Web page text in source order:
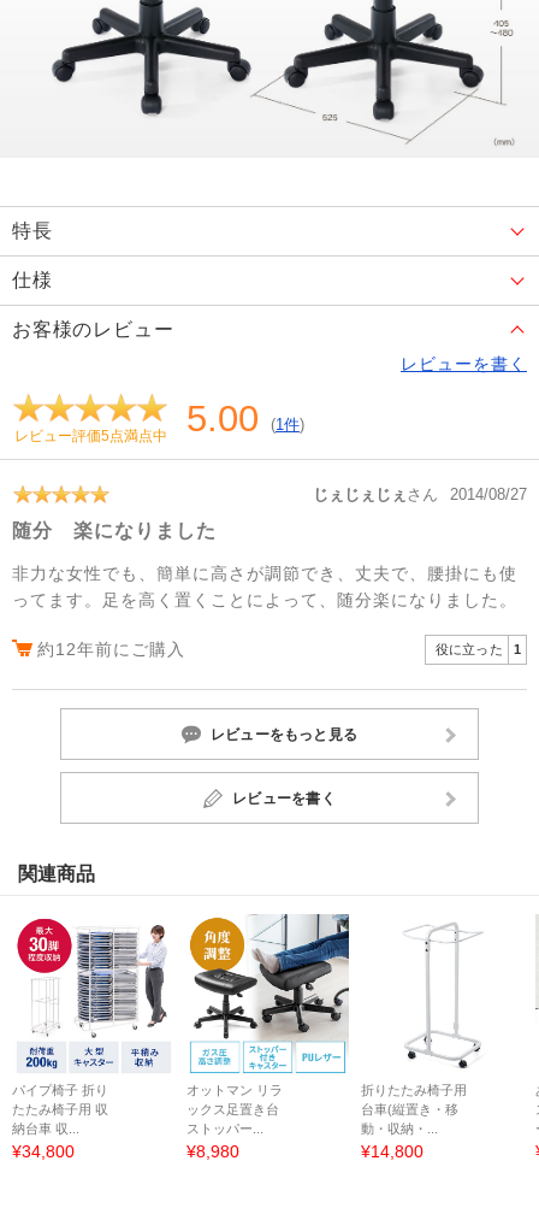
特長
仕様
お客様のレビュー
レビューを書く
レビュー評価5点満点中 5.00 (1件)
じぇじぇじぇ さん 2014/08/27
随分 楽になりました
非力な女性でも、簡単に高さが調節でき、丈夫で、腰掛にも使
ってます。足を高く置くことによって、随分楽になりました。
約12年前にご購入 役に立った 1
レビューをもっと見る
レビューを書く
関連商品
パイプ椅子 折り
たたみ椅子用 収
納台車 収...
¥34,800
オットマン リラ
ックス足置き台
ストッパー...
¥8,980
折りたたみ椅子用
台車(縦置き・移
動・収納・...
¥14,800